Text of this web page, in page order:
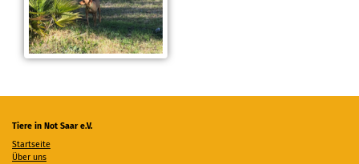
Tiere in Not Saar e.V.
Startseite
Über uns